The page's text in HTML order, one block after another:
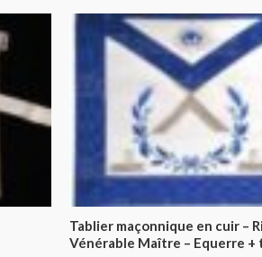
Tablier maçonnique en cuir –
Vénérable Maître – Equerre +